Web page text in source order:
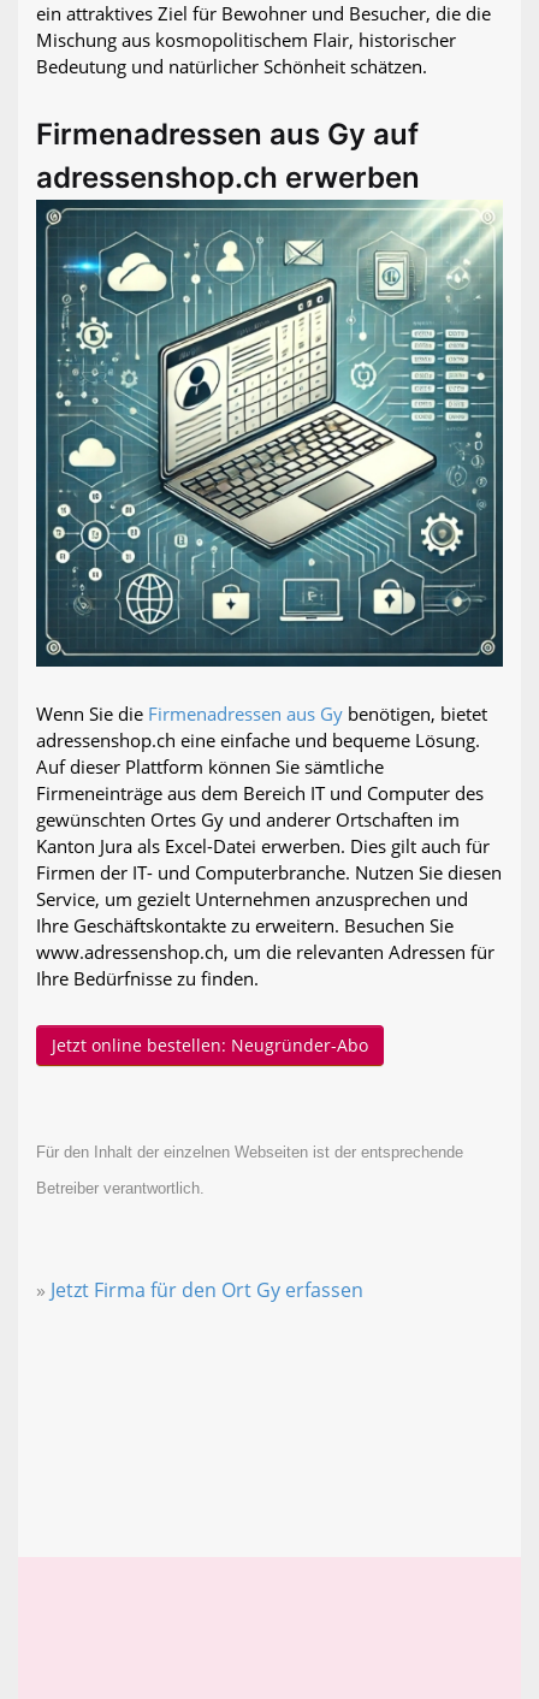
ein attraktives Ziel für Bewohner und Besucher, die die
Mischung aus kosmopolitischem Flair, historischer
Bedeutung und natürlicher Schönheit schätzen.
Firmenadressen aus Gy auf
adressenshop.ch erwerben
Wenn Sie die Firmenadressen aus Gy benötigen, bietet
adressenshop.ch eine einfache und bequeme Lösung.
Auf dieser Plattform können Sie sämtliche
Firmeneinträge aus dem Bereich IT und Computer des
gewünschten Ortes Gy und anderer Ortschaften im
Kanton Jura als Excel-Datei erwerben. Dies gilt auch für
Firmen der IT- und Computerbranche. Nutzen Sie diesen
Service, um gezielt Unternehmen anzusprechen und
Ihre Geschäftskontakte zu erweitern. Besuchen Sie
www.adressenshop.ch, um die relevanten Adressen für
Ihre Bedürfnisse zu finden.
Jetzt online bestellen: Neugründer-Abo
Für den Inhalt der einzelnen Webseiten ist der entsprechende
Betreiber verantwortlich.
» Jetzt Firma für den Ort Gy erfassen